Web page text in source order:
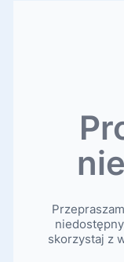
skorzystaj z